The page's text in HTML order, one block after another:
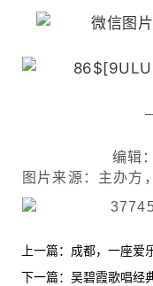
编辑
图片来源：主办方
上一篇： 成都，一座爱
下一篇： 吴碧霞歌唱经